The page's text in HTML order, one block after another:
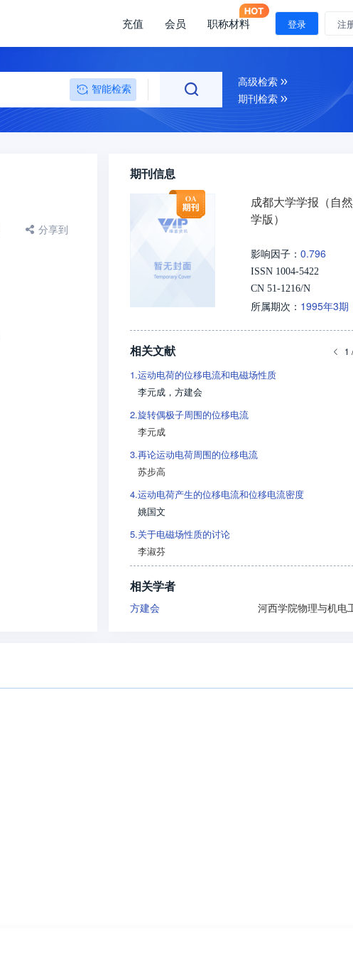
充值 会员 职称材料 登录 注
智能检索
高级检索
期刊检索
分享到
期刊信息
成都大学学报（自
学版）
影响因子： 0.796
ISSN 1004-5422
CN 51-1216/N
所属期次： 1995年3期
相关文献 1
1.运动电荷的位移电流和电磁场性质
李元成 ， 方建会
2.旋转偶极子周围的位移电流
李元成
3.再论运动电荷周围的位移电流
苏步高
4.运动电荷产生的位移电流和位移电流密度
姚国文
5.关于电磁场性质的讨论
李淑芬
相关学者
方建会